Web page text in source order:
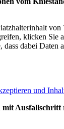
von
klicken Sie
dass dabei Daten
und
Ausfallschritt